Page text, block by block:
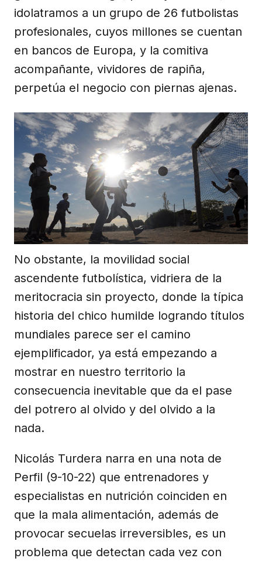
idolatramos a un grupo de 26 futbolistas
profesionales, cuyos millones se cuentan
en bancos de Europa, y la comitiva
acompañante, vividores de rapiña,
perpetúa el negocio con piernas ajenas.
No obstante, la movilidad social
ascendente futbolística, vidriera de la
meritocracia sin proyecto, donde la típica
historia del chico humilde logrando títulos
mundiales parece ser el camino
ejemplificador, ya está empezando a
mostrar en nuestro territorio la
consecuencia inevitable que da el pase
del potrero al olvido y del olvido a la
nada.
Nicolás Turdera narra en una nota de
Perfil (9-10-22) que entrenadores y
especialistas en nutrición coinciden en
que la mala alimentación, además de
provocar secuelas irreversibles, es un
problema que detectan cada vez con